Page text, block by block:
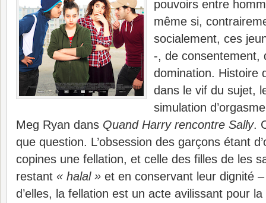
pouvoirs entre
même si,
socialement, ces
-, de consentement,
domination. Histoire
dans le vif du sujet,
simulation
Meg Ryan dans Quand Harry rencontre Sally.
que question. L’obsession des garçons étant
copines une fellation, et celle des filles de les
restant « halal » et en conservant leur dignité –
d’elles, la fellation est un acte avilissant pour